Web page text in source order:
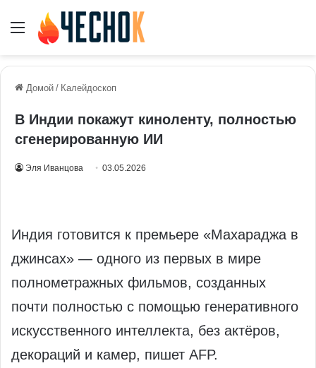
Меню
Домой / Калейдоскоп
В Индии покажут киноленту, полностью
сгенерированную ИИ
Эля Иванцова 03.05.2026
Индия готовится к премьере «Махараджа в
джинсах» — одного из первых в мире
полнометражных фильмов, созданных
почти полностью с помощью генеративного
искусственного интеллекта, без актёров,
декораций и камер, пишет AFP.